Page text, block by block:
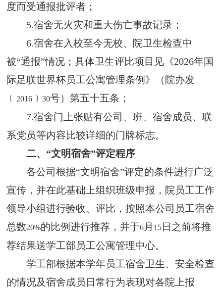
度而受通报批评者；
5.宿舍无火灾和重大伤亡事故记录；
6.宿舍在入校至今无校、院卫生检查中
被“通报”情况；具体卫生评比项目见《2026年国
际足联世界杯员工公寓管理条例》（院办发
﹝ 2016 ﹞30号）第五十五条；
7.宿舍门上张贴有公司、班、宿舍成员、联
系党员等内容比较详细的门牌标志。
二、“文明宿舍”评定程序
各公司根据“文明宿舍”评定的条件进行广泛
宣传，并在此基础上组织班级申报，院员工工作
领导小组进行验收、评比，按照本公司员工宿舍
总数20%的比例进行推荐，并于6 月 15 日之前将推
荐结果送学工部员工公寓管理中心。
学工部根据本学年员工宿舍卫生、安全检查
的情况及宿舍成员日常行为表现对各院上报